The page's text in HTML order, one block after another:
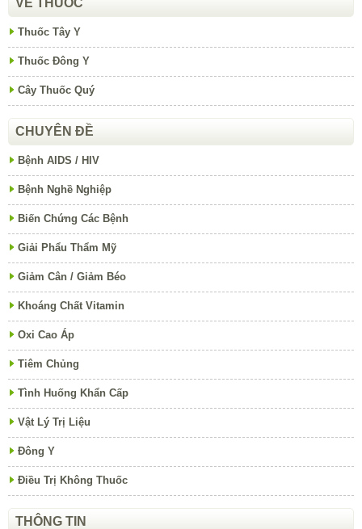
VỀ THUỐC
Thuốc Tây Y
Thuốc Đông Y
Cây Thuốc Quý
CHUYÊN ĐỀ
Bệnh AIDS / HIV
Bệnh Nghề Nghiệp
Biến Chứng Các Bệnh
Giải Phẩu Thẩm Mỹ
Giảm Cân / Giảm Béo
Khoáng Chất Vitamin
Oxi Cao Áp
Tiêm Chủng
Tình Huống Khẩn Cấp
Vật Lý Trị Liệu
Đông Y
Điều Trị Không Thuốc
THÔNG TIN